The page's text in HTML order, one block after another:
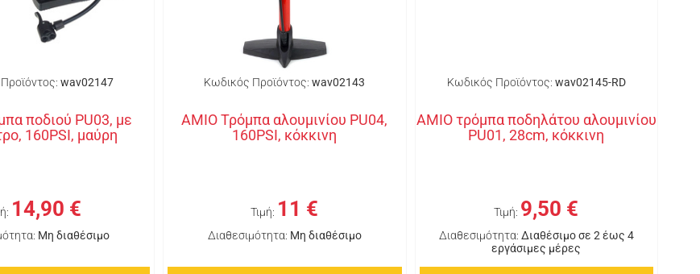
wav02147
ποδιού PU03, με
160PSI, μαύρη
14,90 €
Μη διαθέσιμο
Κωδικός Προϊόντος: wav02143
ΑΜΙΟ Τρόμπα αλουμινίου PU04,
160PSI, κόκκινη
Τιμή: 11 €
Διαθεσιμότητα: Μη διαθέσιμο
Κωδικός Προϊόντος: wav02145-RD
AMIO τρόμπα ποδηλάτου αλουμινίου
PU01, 28cm, κόκκινη
Τιμή: 9,50 €
Διαθεσιμότητα: Διαθέσιμο σε 2 έως 4
εργάσιμες μέρες